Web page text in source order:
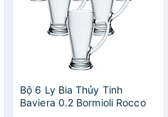
Bộ 6 Ly Bia Thủy Tinh
Baviera 0.2 Bormioli Rocco